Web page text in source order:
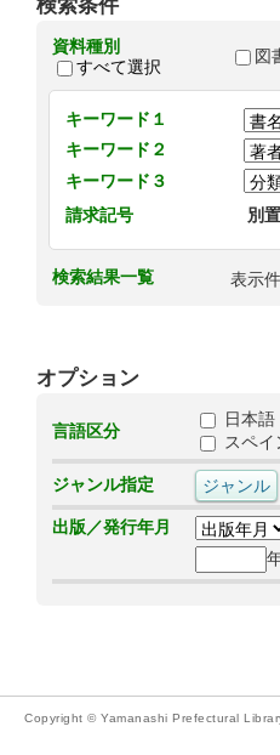
検索条件
資料種別
すべて選択
キーワード１
キーワード２
キーワード３
請求記号
別置
検索結果一覧 表示
オプション
言語区分
日本語
スペイ
ジャンル指定
出版／発行年月
Copyright © Yamanashi Prefectural